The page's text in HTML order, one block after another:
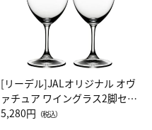
[リーデル]JALオリジナル オヴ
ァチュア ワイングラス2脚セッ
ト（レッドワイン）
5,280円 （税込）